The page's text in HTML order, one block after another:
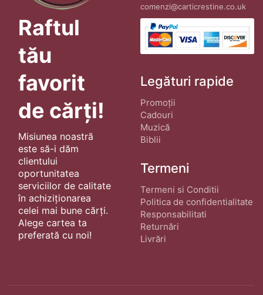
Raftul
tău
favorit
de cărți!
Misiunea noastră
este să-i dăm
clientului
oportunitatea
serviciilor de calitate
în achiziționarea
celei mai bune cărți.
Alege cartea ta
preferată cu noi!
comenzi@carticrestine.co.uk
Legături rapide
Promoții
Cadouri
Muzică
Biblii
Termeni
Termeni si Conditii
Politica de confidentialitate
Responsabilitati
Returnări
Livrări